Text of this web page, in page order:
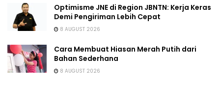
Optimisme JNE di Region JBNTN: Kerja Keras
Demi Pengiriman Lebih Cepat
8 AUGUST 2026
Cara Membuat Hiasan Merah Putih dari
Bahan Sederhana
8 AUGUST 2026